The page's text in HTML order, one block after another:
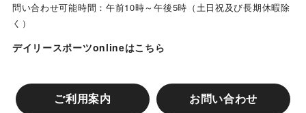
問い合わせ可能時間：午前10時～午後5時（土日祝及び長期休暇除
く）
デイリースポーツonlineはこちら
ご利用案内 お問い合わせ